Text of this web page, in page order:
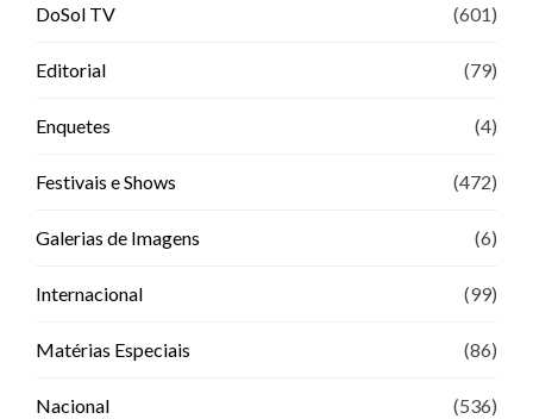
DoSol TV (601)
Editorial (79)
Enquetes (4)
Festivais e Shows (472)
Galerias de Imagens (6)
Internacional (99)
Matérias Especiais (86)
Nacional (536)